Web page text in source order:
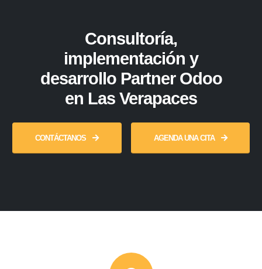
Consultoría,
implementación y
desarrollo Partner Odoo
en Las Verapaces
CONTÁCTANOS AGENDA UNA CITA